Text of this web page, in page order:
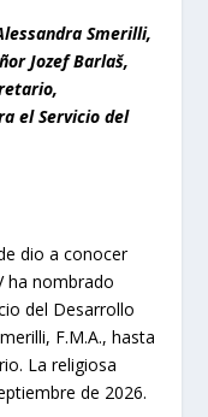
Smerilli,
Jozef Barlaš,
el Servicio del
dio a conocer
ha nombrado
del Desarrollo
F.M.A., hasta
La religiosa
de 2026.